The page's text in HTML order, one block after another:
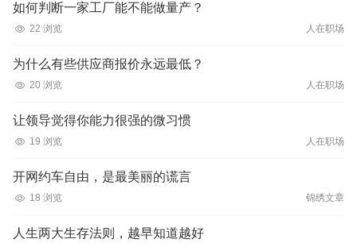
如何判断一家工厂能不能做量产？
22 浏览 人在职场
为什么有些供应商报价永远最低？
20 浏览 人在职场
让领导觉得你能力很强的微习惯
19 浏览 人在职场
开网约车自由，是最美丽的谎言
18 浏览 锦绣文章
人生两大生存法则，越早知道越好